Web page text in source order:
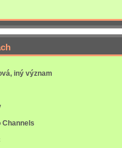
iný význam
Channels